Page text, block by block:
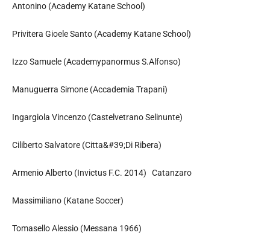
Antonino (Academy Katane School)
Privitera Gioele Santo (Academy Katane School)
Izzo Samuele (Academypanormus S.Alfonso)
Manuguerra Simone (Accademia Trapani)
Ingargiola Vincenzo (Castelvetrano Selinunte)
Ciliberto Salvatore (Citta&#39;Di Ribera)
Armenio Alberto (Invictus F.C. 2014) Catanzaro
Massimiliano (Katane Soccer)
Tomasello Alessio (Messana 1966)